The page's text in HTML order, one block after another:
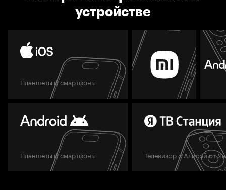
устройстве
Планшеты и смартфоны
Планшеты и смартфоны Телевизор с Алисой от